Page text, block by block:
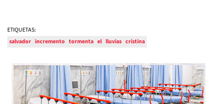
ETIQUETAS:
salvador incremento tormenta el lluvias cristina